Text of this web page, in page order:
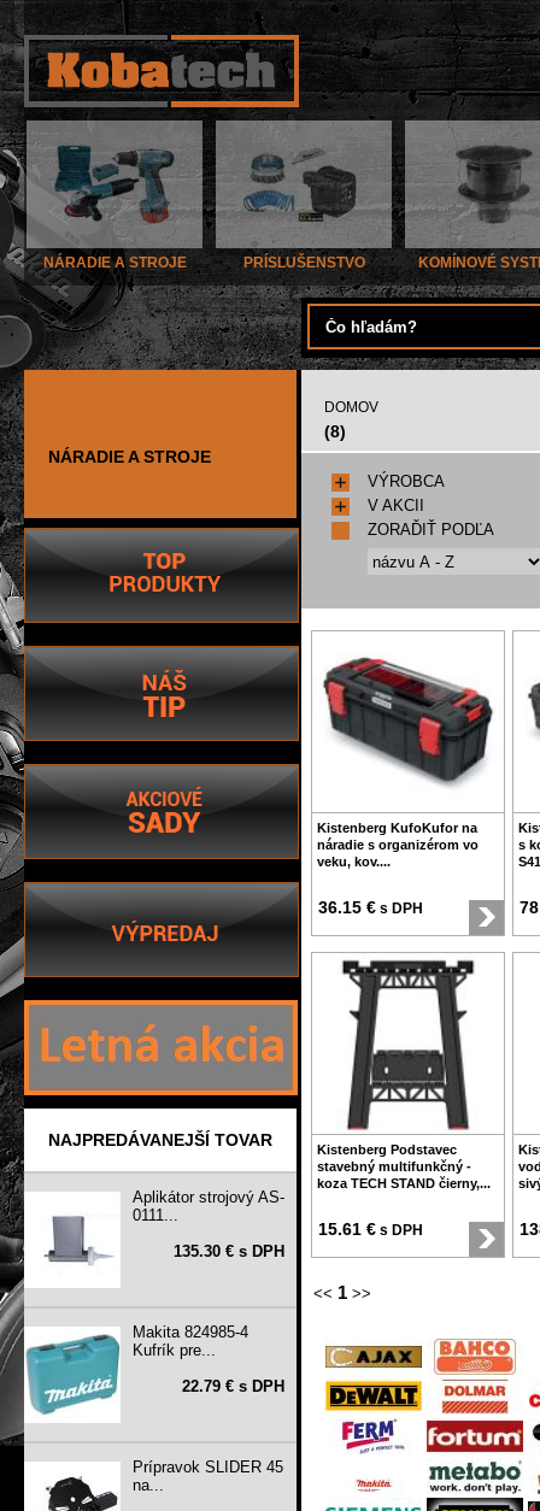
NÁRADIE A STROJE PRÍSLUŠENSTVO KOMÍNOVÉ
NÁRADIE A STROJE
NAJPREDÁVANEJŠÍ TOVAR
Aplikátor strojový AS-
0111...
135.30 € s DPH
Makita 824985-4
Kufrík pre...
22.79 € s DPH
Prípravok SLIDER 45
na...
DOMOV
(8)
VÝROBCA
V AKCII
ZORAĎIŤ PODĽA
Kistenberg KufoKufor na
náradie s organizérom vo
veku, kov....
36.15 € s DPH
s
Kistenberg Podstavec
stavebný multifunkčný -
koza TECH STAND čierny,...
15.61 € s DPH
<< 1 >>